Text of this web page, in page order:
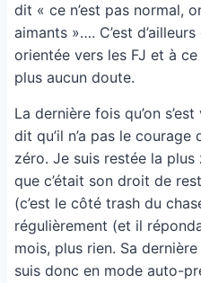
dit « ce n’est pas normal,
aimants »…. C’est
orientée vers les FJ et à
plus aucun doute.
La dernière fois qu’on
dit qu’il n’a pas le
zéro. Je suis restée la
que c’était son droit de
(c’est le côté trash du
régulièrement (et il
mois, plus rien. Sa
suis donc en mode auto-